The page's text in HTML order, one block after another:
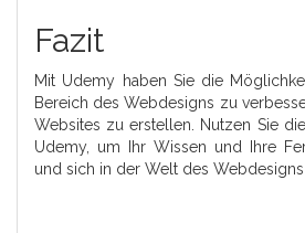
Fazit
Mit Udemy haben Sie die
Bereich des Webdesigns zu
Websites zu erstellen. Nutzen Sie
Udemy, um Ihr Wissen und Ihre
und sich in der Welt des